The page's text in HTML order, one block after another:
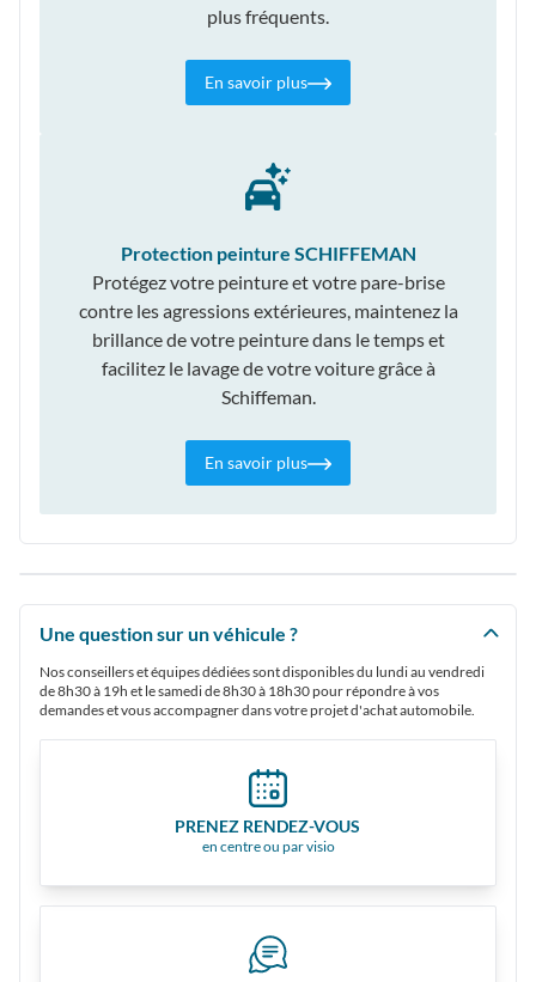
plus fréquents.
En savoir plus
Protection peinture SCHIFFEMAN
Protégez votre peinture et votre pare-brise
contre les agressions extérieures, maintenez la
brillance de votre peinture dans le temps et
facilitez le lavage de votre voiture grâce à
Schiffeman.
En savoir plus
Une question sur un véhicule ?
Nos conseillers et équipes dédiées sont disponibles du lundi au vendredi
de 8h30 à 19h et le samedi de 8h30 à 18h30 pour répondre à vos
demandes et vous accompagner dans votre projet d'achat automobile.
PRENEZ RENDEZ-VOUS
en centre ou par visio